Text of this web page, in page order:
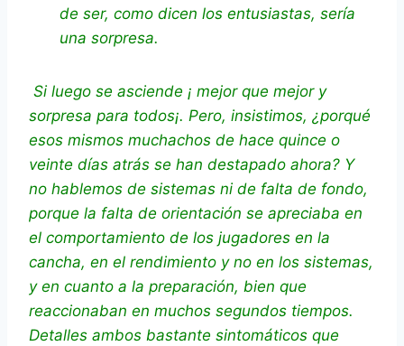
de ser, como dicen los entusiastas, sería
una sorpresa.
Si luego se asciende ¡ mejor que mejor y
sorpresa para todos¡. Pero, insistimos, ¿porqué
esos mismos muchachos de hace quince o
veinte días atrás se han destapado ahora? Y
no hablemos de sistemas ni de falta de fondo,
porque la falta de orientación se apreciaba en
el comportamiento de los jugadores en la
cancha, en el rendimiento y no en los sistemas,
y en cuanto a la preparación, bien que
reaccionaban en muchos segundos tiempos.
Detalles ambos bastante sintomáticos que